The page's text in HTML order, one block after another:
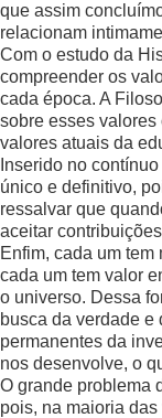
que assim
relacionam
Com o estudo da
compreender os
cada época. A
sobre esses
valores atuais da
Inserido no
único e definitivo,
ressalvar que
aceitar
Enfim, cada um
cada um tem valor
o universo. Dessa
busca da verdade e
permanentes da
nos desenvolve, o
O grande problema
pois, na maioria